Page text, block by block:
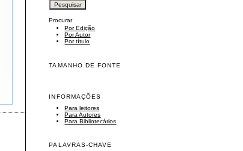
Procurar
Por Edição
Por Autor
Por título
TAMANHO DE FONTE
INFORMAÇÕES
Para leitores
Para Autores
Para Bibliotecários
PALAVRAS-CHAVE